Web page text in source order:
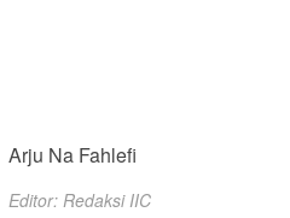
Arju Na Fahlefi
Editor: Redaksi IIC